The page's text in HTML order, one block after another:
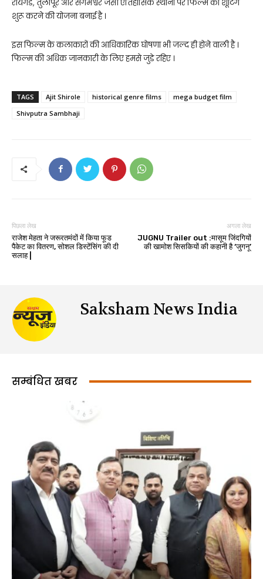
रायगड, तुलापूर और संगमेश्वर जैसी ऐतिहासिक स्थानों पर फिल्म की शूटिंग
शुरू करने की योजना बनाई है ।
इस फिल्म के कलाकारों की आधिकारिक घोषणा भी जल्द ही होने वाली है ।
फिल्म की अधिक जानकारी के लिए हमसे जुडे रहिए ।
TAGS Ajit Shirole historical genre films
mega budget film
Shivputra Sambhaji
पिछला लेख
राजेश मेहता ने जरूरतमंदों में किया फूड
पैकेट का वितरण, सोशल डिस्टेंसिंग की दी
सलाह |
अगला लेख
JUGNU Trailer out :मासूम जिंदगियों
की खामोश सिसकियों की कहानी है ‘जुगनू’
Saksham News India
सम्बंधित खबर